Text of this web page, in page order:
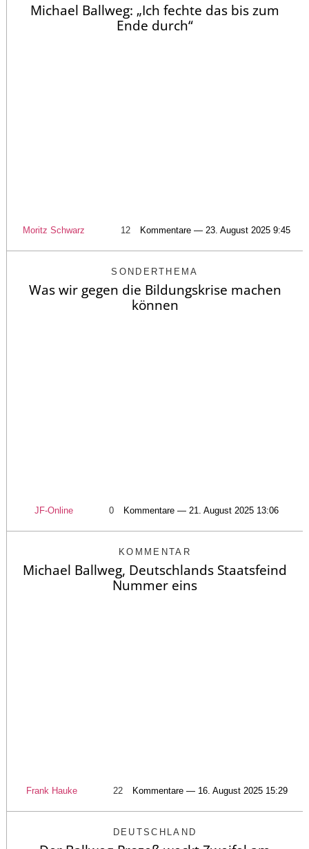
Michael Ballweg: „Ich fechte das bis zum
Ende durch“
Moritz Schwarz 12 Kommentare — 23. August 2025 9:45
SONDERTHEMA
Was wir gegen die Bildungskrise machen
können
JF-Online 0 Kommentare — 21. August 2025 13:06
KOMMENTAR
Michael Ballweg, Deutschlands Staatsfeind
Nummer eins
Frank Hauke 22 Kommentare — 16. August 2025 15:29
DEUTSCHLAND